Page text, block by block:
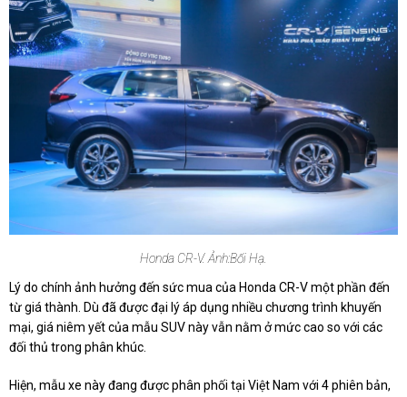
Honda CR-V. Ảnh:Bối Hạ.
Lý do chính ảnh hưởng đến sức mua của Honda CR-V một phần đến
từ giá thành. Dù đã được đại lý áp dụng nhiều chương trình khuyến
mại, giá niêm yết của mẫu SUV này vẫn nằm ở mức cao so với các
đối thủ trong phân khúc.
Hiện, mẫu xe này đang được phân phối tại Việt Nam với 4 phiên bản,